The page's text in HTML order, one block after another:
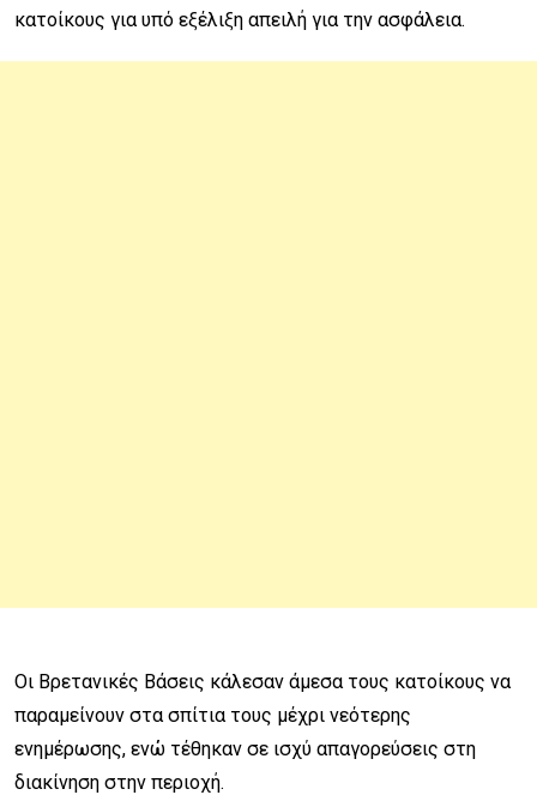
κατοίκους για υπό εξέλιξη απειλή για την ασφάλεια.
Οι Βρετανικές Βάσεις κάλεσαν άμεσα τους κατοίκους να
παραμείνουν στα σπίτια τους μέχρι νεότερης
ενημέρωσης, ενώ τέθηκαν σε ισχύ απαγορεύσεις στη
διακίνηση στην περιοχή.